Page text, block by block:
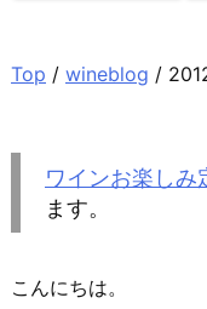
Top / wineblog /
ワインお楽しみ
ます。
こんにちは。